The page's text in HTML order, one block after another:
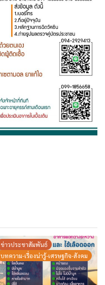
ข่าวประชาสัมพันธ์
บทความ-เรื่องน่ารู้-เศรษฐกิจ-สังคม